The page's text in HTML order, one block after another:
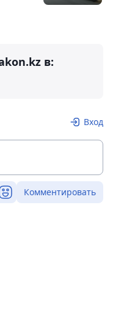
в:
Вход
Комментировать